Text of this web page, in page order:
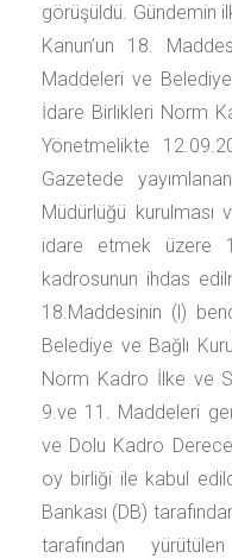
görüşüldü. Gündemin
Kanun’un 18.
Maddeleri ve
İdare Birlikleri Norm
Yönetmelikte
Gazetede
Müdürlüğü
idare etmek üzere
kadrosunun ihdas
18.Maddesinin (l)
Belediye ve Bağlı
Norm Kadro İlke ve
9.ve 11. Maddeleri
ve Dolu Kadro
oy birliği ile kabul
Bankası (DB)
tarafından